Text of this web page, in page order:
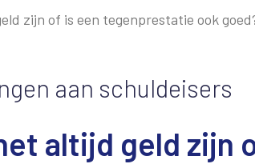
zijn of is een tegenprestatie ook
aan schuldeisers
altijd geld zijn